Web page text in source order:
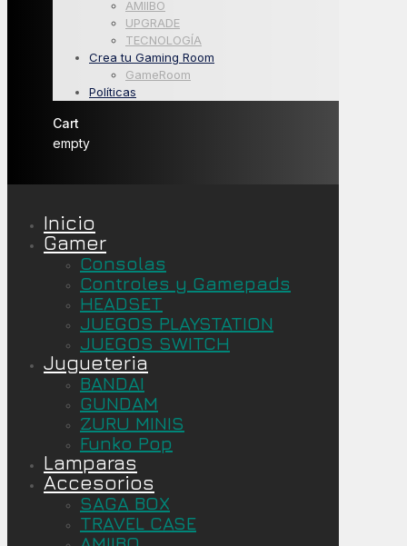
AMIIBO
UPGRADE
TECNOLOGÍA
Crea tu Gaming Room
GameRoom
Políticas
Cart
empty
Inicio
Gamer
Consolas
Controles y Gamepads
HEADSET
JUEGOS PLAYSTATION
JUEGOS SWITCH
Jugueteria
BANDAI
GUNDAM
ZURU MINIS
Funko Pop
Lamparas
Accesorios
SAGA BOX
TRAVEL CASE